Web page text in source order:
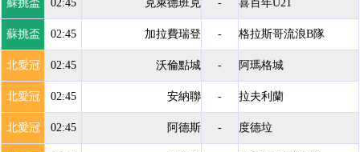
蘇挑盃 02:45 克萊德班克 - 喜百年U21
蘇挑盃 02:45 加拉費瑞登 - 格拉斯哥流浪B隊
北愛冠 02:45 沃倫點城 - 阿瑪格城
北愛冠 02:45 安納聯 - 拉夫利蘭
北愛冠 02:45 阿德斯 - 度德垃